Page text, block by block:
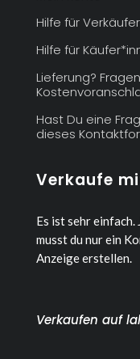
Hilfe für
Hilfe für
Lieferung?
Hast Du eine
dieses
Verkaufe
Es ist sehr einfach.
musst du nur ein
Anzeige erstellen.
Verkaufen auf